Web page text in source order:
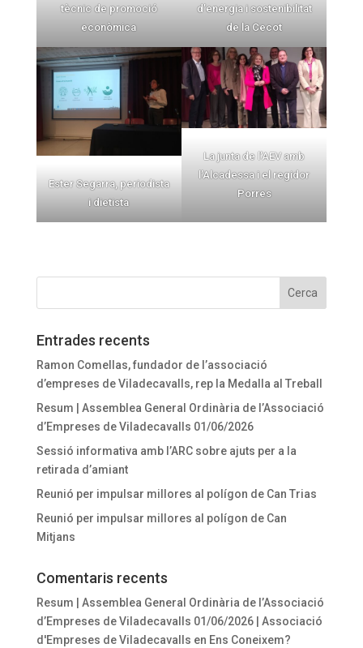
tècnic de promoció
econòmica
d’energia i sostenibilitat
de la Cecot
Ester Segarra, periodista
i dietista
La junta de l’AEV amb
l’Alcadessa i el regidor
Porres
Entrades recents
Ramon Comellas, fundador de l’associació
d’empreses de Viladecavalls, rep la Medalla al Treball
Resum | Assemblea General Ordinària de l’Associació
d’Empreses de Viladecavalls 01/06/2026
Sessió informativa amb l’ARC sobre ajuts per a la
retirada d’amiant
Reunió per impulsar millores al polígon de Can Trias
Reunió per impulsar millores al polígon de Can
Mitjans
Comentaris recents
Resum | Assemblea General Ordinària de l’Associació
d’Empreses de Viladecavalls 01/06/2026 | Associació
d'Empreses de Viladecavalls en Ens Coneixem?